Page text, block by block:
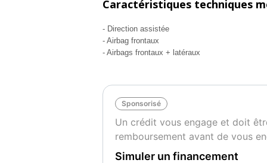
- 2 vitres électriques
- projecteur antibrouillard avant + arrière
- air-bag
- abs
- fermeture centralisé a distance
- contrôle technique OK
- notice d'utilisation disponible
- véhicule entretenu
- véhicule en excellent état intérieur /
- tous nos véhicules sont révisé dans notre
Caractéristiques techniques
- Direction assistée
- Airbag frontaux
- Airbags frontaux + latéraux
Sponsorisé
Un crédit vous engage et doit
remboursement avant de vous
Simuler un financement